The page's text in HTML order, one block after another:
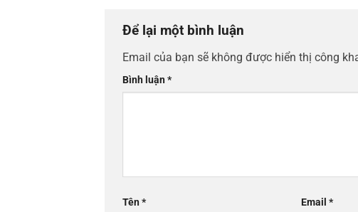
Để lại một bình luận
Email của bạn sẽ không được hiển thị công
Bình luận*
Tên* Email *